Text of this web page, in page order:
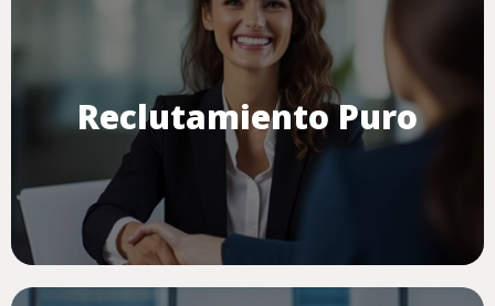
Reclutamiento Puro